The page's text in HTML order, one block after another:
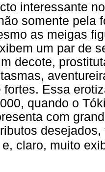
interessante
somente pela
as meigas
um par de
decote,
fortes. Essa
quando o
com
claro, muito